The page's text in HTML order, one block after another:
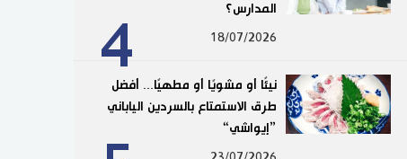
4
المدارس؟
18/07/2026
نيئًا أو مشويًا أو مطهيًا... أفضل
طرق الاستمتاع بالسردين الياباني
”إيواشي“